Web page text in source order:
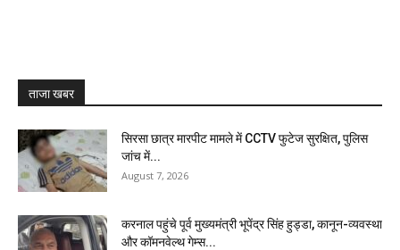
ताजा खबर
सिरसा छात्र मारपीट मामले में CCTV फुटेज सुरक्षित, पुलिस
जांच में...
August 7, 2026
करनाल पहुंचे पूर्व मुख्यमंत्री भूपेंद्र सिंह हुड्डा, कानून-व्यवस्था
और कॉमनवेल्थ गेम्स...